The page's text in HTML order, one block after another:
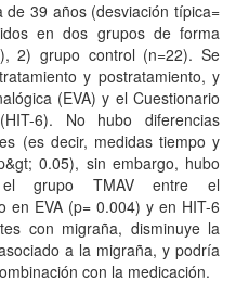
39 años (desviación típica=
en dos grupos de forma
2) grupo control (n=22). Se
y postratamiento, y
(EVA) y el Cuestionario
6). No hubo diferencias
(es decir, medidas tiempo y
0.05), sin embargo, hubo
el grupo TMAV entre el
en EVA (p= 0.004) y en HIT-6
con migraña, disminuye la
a la migraña, y podría
con la medicación.